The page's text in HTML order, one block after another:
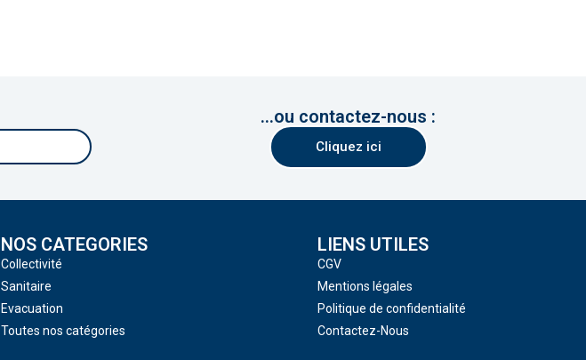
...ou contactez-nous :
Cliquez ici
NOS CATEGORIES
Collectivité
Sanitaire
Evacuation
Toutes nos catégories
LIENS UTILES
CGV
Mentions légales
Politique de confidentialité
Contactez-Nous